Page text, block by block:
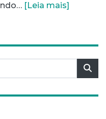
[Leia mais]